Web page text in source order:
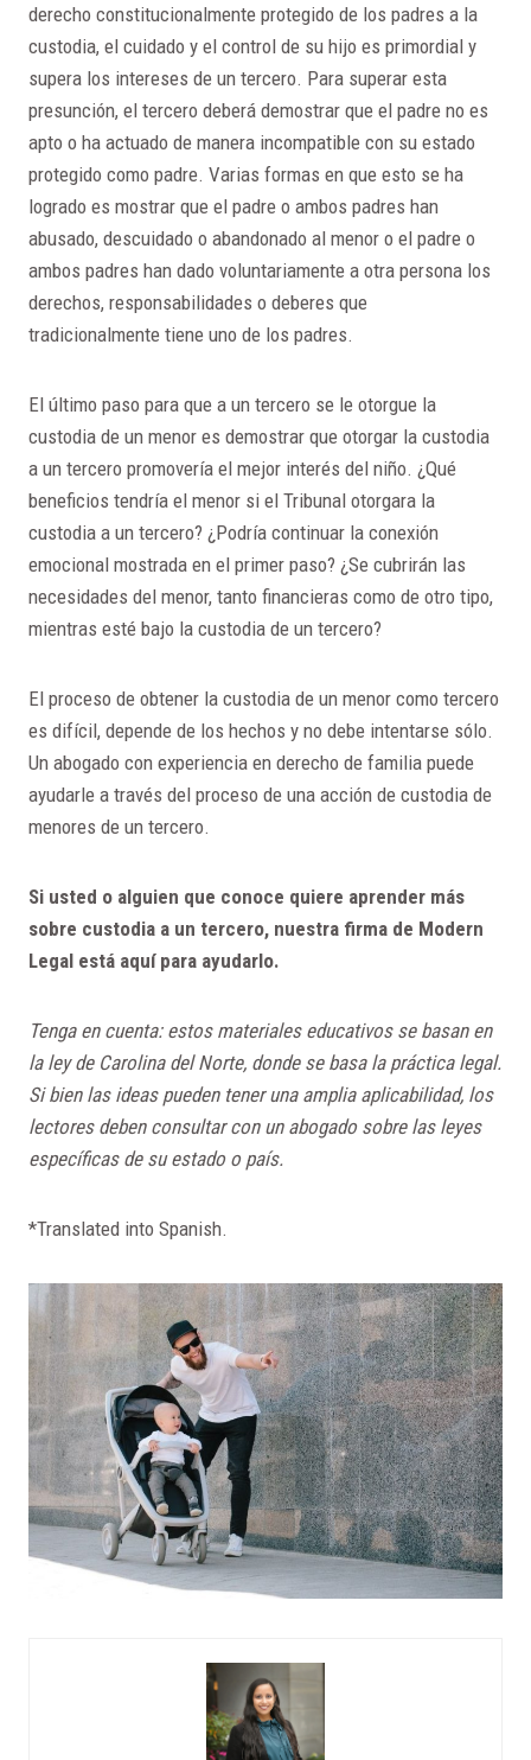
derecho constitucionalmente protegido de los padres a la
custodia, el cuidado y el control de su hijo es primordial y
supera los intereses de un tercero. Para superar esta
presunción, el tercero deberá demostrar que el padre no es
apto o ha actuado de manera incompatible con su estado
protegido como padre. Varias formas en que esto se ha
logrado es mostrar que el padre o ambos padres han
abusado, descuidado o abandonado al menor o el padre o
ambos padres han dado voluntariamente a otra persona los
derechos, responsabilidades o deberes que
tradicionalmente tiene uno de los padres.
El último paso para que a un tercero se le otorgue la
custodia de un menor es demostrar que otorgar la custodia
a un tercero promovería el mejor interés del niño. ¿Qué
beneficios tendría el menor si el Tribunal otorgara la
custodia a un tercero? ¿Podría continuar la conexión
emocional mostrada en el primer paso? ¿Se cubrirán las
necesidades del menor, tanto financieras como de otro tipo,
mientras esté bajo la custodia de un tercero?
El proceso de obtener la custodia de un menor como tercero
es difícil, depende de los hechos y no debe intentarse sólo.
Un abogado con experiencia en derecho de familia puede
ayudarle a través del proceso de una acción de custodia de
menores de un tercero.
Si usted o alguien que conoce quiere aprender más
sobre custodia a un tercero, nuestra firma de Modern
Legal está aquí para ayudarlo.
Tenga en cuenta: estos materiales educativos se basan en
la ley de Carolina del Norte, donde se basa la práctica legal.
Si bien las ideas pueden tener una amplia aplicabilidad, los
lectores deben consultar con un abogado sobre las leyes
específicas de su estado o país.
*Translated into Spanish.